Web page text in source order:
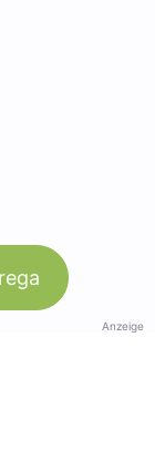
Anzeige